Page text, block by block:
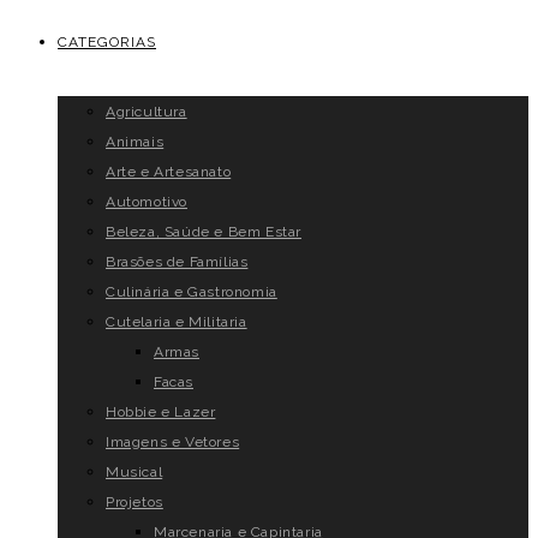
CATEGORIAS
Agricultura
Animais
Arte e Artesanato
Automotivo
Beleza, Saúde e Bem Estar
Brasões de Famílias
Culinária e Gastronomia
Cutelaria e Militaria
Armas
Facas
Hobbie e Lazer
Imagens e Vetores
Musical
Projetos
Marcenaria e Capintaria